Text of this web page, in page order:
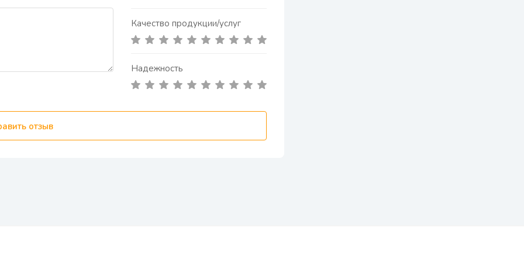
Качество продукции/услуг
Надежность
отзыв